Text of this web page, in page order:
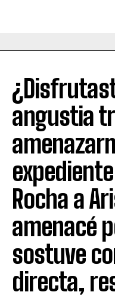
angustia
Rocha a
amenacé
sostuve
directa,